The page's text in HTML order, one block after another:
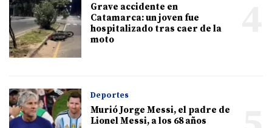
Grave accidente en
Catamarca: un joven fue
hospitalizado tras caer de la
moto
Deportes
Murió Jorge Messi, el padre de
Lionel Messi, a los 68 años